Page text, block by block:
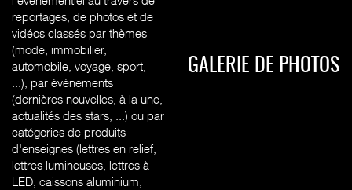
reportages, de photos et de
vidéos classés par thèmes
(mode, immobilier,
automobile, voyage, sport,
...), par évènements
(dernières nouvelles, à la une,
actualités des stars, ...) ou par
catégories de produits
d'enseignes (lettres en relief,
lettres lumineuses, lettres à
LED, caissons aluminium,
GALERIE DE PHOTOS